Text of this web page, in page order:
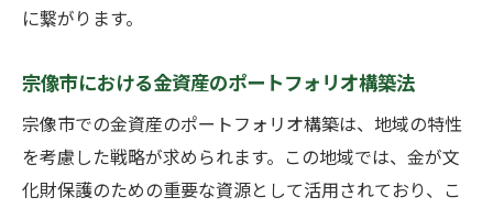
に繋がります。
宗像市における金資産のポートフォリオ構築法
宗像市での金資産のポートフォリオ構築は、地域の特性
を考慮した戦略が求められます。この地域では、金が文
化財保護のための重要な資源として活用されており、こ